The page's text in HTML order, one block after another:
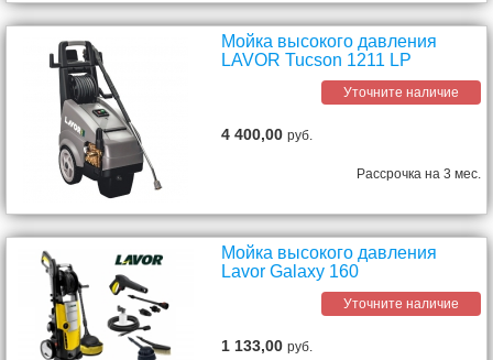
Мойка высокого давления
LAVOR Tucson 1211 LP
Уточните наличие
4 400,00руб.
Рассрочка на 3 мес.
Мойка высокого давления
Lavor Galaxy 160
Уточните наличие
1 133,00руб.